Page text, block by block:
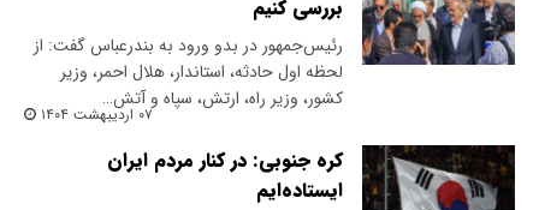
بررسی کنیم
رئیس‌جمهور در بدو ورود به بندرعباس گفت: از
لحظه اول حادثه، استاندار، هلال احمر، وزیر
کشور، وزیر راه، ارتش، سپاه و آتش…
۰۷ اردیبهشت ۱۴۰۴
کره جنوبی: در کنار مردم ایران
ایستاده‌ایم